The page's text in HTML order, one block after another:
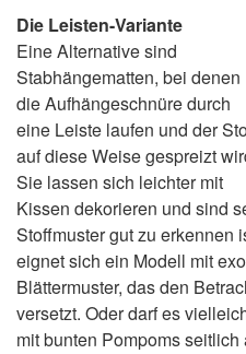
Die Leisten-Variante
Eine Alternative sind
Stabhängematten, bei denen
die Aufhängeschnüre durch
eine Leiste laufen und der
auf diese Weise gespreizt
Sie lassen sich leichter mit
Kissen dekorieren und sind
Stoffmuster gut zu erkennen
eignet sich ein Modell mit
Blättermuster, das den
versetzt. Oder darf es
mit bunten Pompoms